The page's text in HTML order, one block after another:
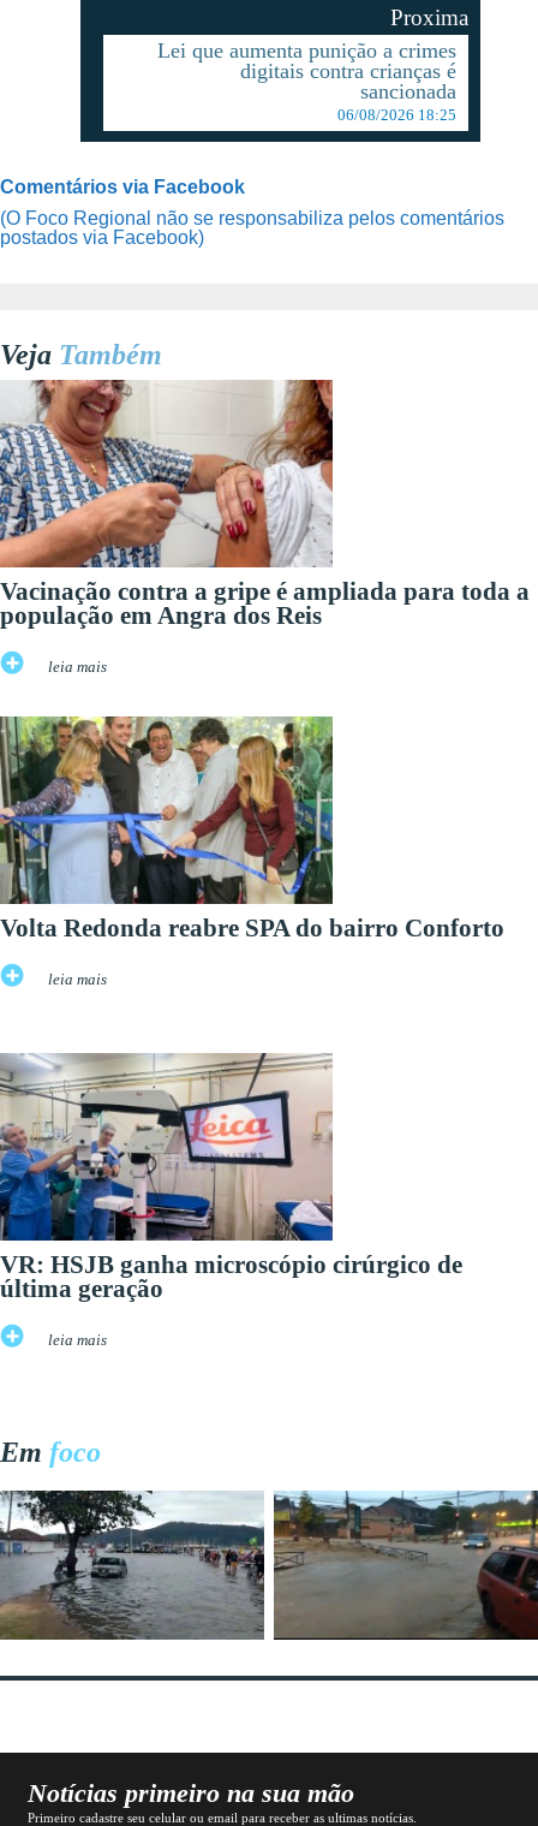
Proxima
Lei que aumenta punição a crimes
digitais contra crianças é
sancionada
06/08/2026 18:25
Comentários via Facebook
(O Foco Regional não se responsabiliza pelos comentários
postados via Facebook)
Veja Também
Vacinação contra a gripe é ampliada para toda a
população em Angra dos Reis
leia mais
Volta Redonda reabre SPA do bairro Conforto
leia mais
VR: HSJB ganha microscópio cirúrgico de
última geração
leia mais
Em foco
Notícias primeiro na sua mão
Primeiro cadastre seu celular ou email para receber as ultimas notícias.